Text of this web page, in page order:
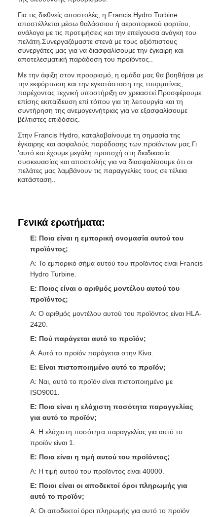
Για τις διεθνείς αποστολές, η Francis Hydro Turbine
αποστέλλεται μέσω θαλάσσιου ή αεροπορικού φορτίου,
ανάλογα με τις προτιμήσεις και την επείγουσα ανάγκη του
πελάτη.Συνεργαζόμαστε στενά με τους αξιόπιστους
συνεργάτες μας για να διασφαλίσουμε την έγκαιρη και
αποτελεσματική παράδοση του προϊόντος..
Με την άφιξη στον προορισμό, η ομάδα μας θα βοηθήσει με
την εκφόρτωση και την εγκατάσταση της τουρμπίνας,
παρέχοντας τεχνική υποστήριξη αν χρειαστεί.Προσφέρουμε
επίσης εκπαίδευση επί τόπου για τη λειτουργία και τη
συντήρηση της ανεμογεννήτριας για να εξασφαλίσουμε
βέλτιστες επιδόσεις.
Στην Francis Hydro, καταλαβαίνουμε τη σημασία της
έγκαιρης και ασφαλούς παράδοσης των προϊόντων μας.Γι
'αυτό και έχουμε μεγάλη προσοχή στη διαδικασία
συσκευασίας και αποστολής για να διασφαλίσουμε ότι οι
πελάτες μας λαμβάνουν τις παραγγελίες τους σε τέλεια
κατάσταση..
Γενικά ερωτήματα:
Ε: Ποια είναι η εμπορική ονομασία αυτού του
προϊόντος;
Α: Το εμπορικό σήμα αυτού του προϊόντος είναι Francis
Hydro Turbine.
Ε: Ποιος είναι ο αριθμός μοντέλου αυτού του
προϊόντος;
Α: Ο αριθμός μοντέλου αυτού του προϊόντος είναι HLA-
2420.
Ε: Πού παράγεται αυτό το προϊόν;
Α: Αυτό το προϊόν παράγεται στην Κίνα.
Ε: Είναι πιστοποιημένο αυτό το προϊόν;
Α: Ναι, αυτό το προϊόν είναι πιστοποιημένο με
ISO9001.
Ε: Ποια είναι η ελάχιστη ποσότητα παραγγελίας
για αυτό το προϊόν;
Α: Η ελάχιστη ποσότητα παραγγελίας για αυτό το
προϊόν είναι 1.
Ε: Ποια είναι η τιμή αυτού του προϊόντος;
Α: Η τιμή αυτού του προϊόντος είναι 40000.
Ε: Ποιοι είναι οι αποδεκτοί όροι πληρωμής για
αυτό το προϊόν;
Α: Οι αποδεκτοί όροι πληρωμής για αυτό το προϊόν